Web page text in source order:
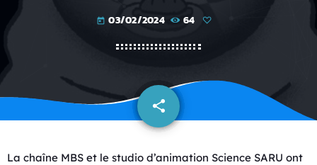
today 03/02/2024 64
share
email
La chaîne MBS et le studio d’animation Science SARU ont